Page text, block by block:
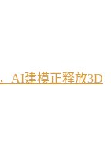
AI建模正释放3D